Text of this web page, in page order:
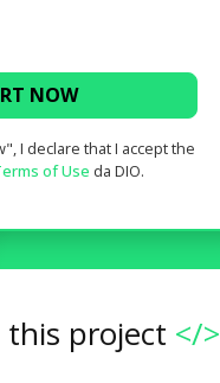
NOW
I declare that I accept the
of Use da DIO.
project </>